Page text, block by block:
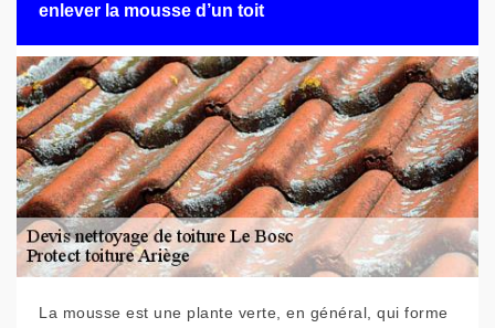
enlever la mousse d’un toit
La mousse est une plante verte, en général, qui forme